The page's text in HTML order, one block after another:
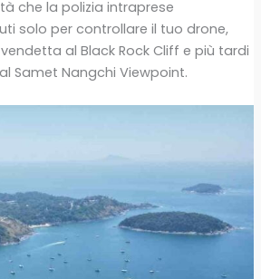
che la polizia intraprese
solo per controllare il tuo drone,
al Black Rock Cliff e più tardi
Samet Nangchi Viewpoint.